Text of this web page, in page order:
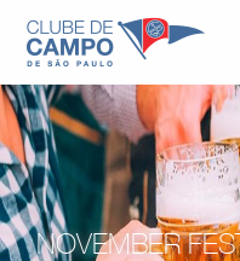
NOVEMBER